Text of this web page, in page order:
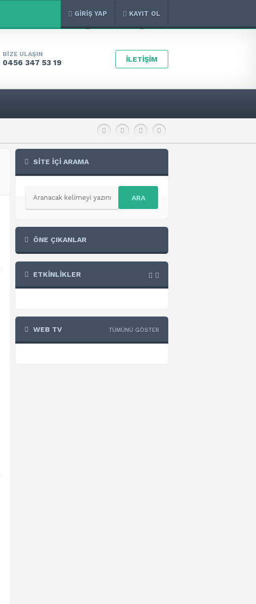
GİRİŞ YAP KAYIT OL
BİZE ULAŞIN
0456 347 53 19 İLETİŞİM
SİTE İÇİ ARAMA
ARA
ÖNE ÇIKANLAR
ETKİNLİKLER
WEB TV TÜMÜNÜ GÖSTER